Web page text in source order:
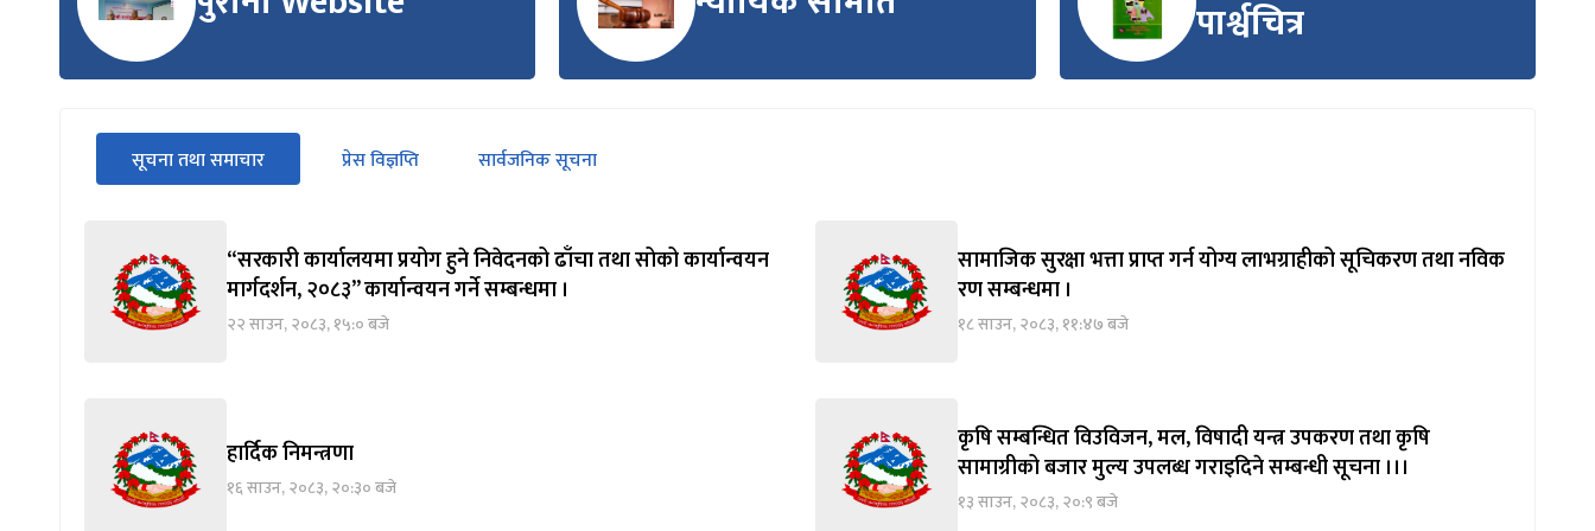
पार्श्वचित्र
सीधा
पहिलो
जानुहोस्
सूचना तथा समाचार
(सक्रिय ट्याब)
प्रेस विज्ञप्ति सार्वजनिक सूचना
“सरकारी कार्यालयमा प्रयोग हुने निवेदनको ढाँचा तथा सोको कार्यान्वयन
मार्गदर्शन, २०८३” कार्यान्वयन गर्ने सम्बन्धमा ।
२२ साउन, २०८३, १५:० बजे
सामाजिक सुरक्षा भत्ता प्राप्त गर्न योग्य लाभग्राहीको सूचिकरण तथा नविक
रण सम्बन्धमा ।
१८ साउन, २०८३, ११:४७ बजे
हार्दिक निमन्त्रणा
१६ साउन, २०८३, २०:३० बजे
कृषि सम्बन्धित विउविजन, मल, विषादी यन्त्र उपकरण तथा कृषि
सामाग्रीको बजार मुल्य उपलब्ध गराइदिने सम्बन्धी सूचना ।।।
१३ साउन, २०८३, २०:९ बजे